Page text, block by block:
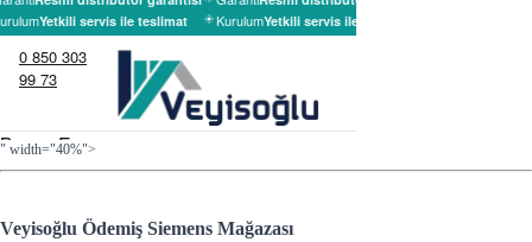
" width="40%">
Veyisoğlu Ödemiş Siemens Mağazası